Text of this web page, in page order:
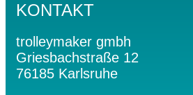
KONTAKT
trolleymaker gmbh
Griesbachstraße 12
76185 Karlsruhe